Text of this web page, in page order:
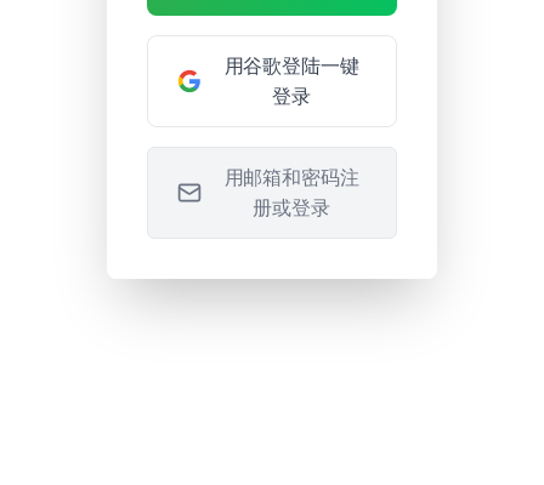
用谷歌登陆一键
登录
用邮箱和密码注
册或登录